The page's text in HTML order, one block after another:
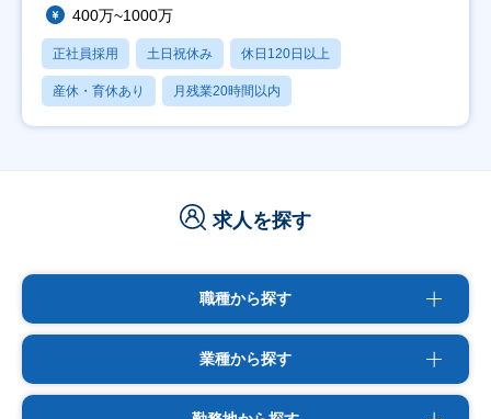
400万~1000万
正社員採用 土日祝休み 休日120日以上
産休・育休あり 月残業20時間以内
求人を探す
職種から探す
業種から探す